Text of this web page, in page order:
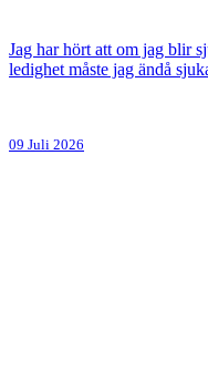
Jag har hört att om jag blir
ledighet måste jag ändå
09 Juli 2026